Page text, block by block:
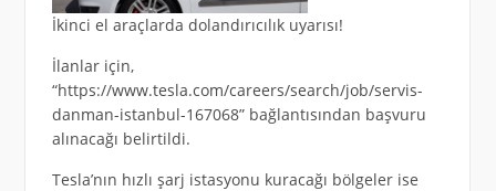
İkinci el araçlarda dolandırıcılık uyarısı!
İlanlar için,
“https://www.tesla.com/careers/search/job/servis-
danman-istanbul-167068” bağlantısından başvuru
alınacağı belirtildi.
Tesla’nın hızlı şarj istasyonu kuracağı bölgeler ise